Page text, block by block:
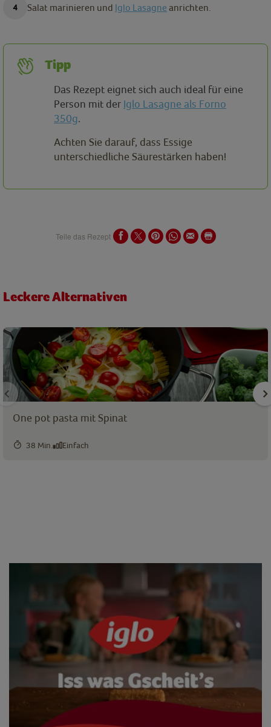
Salat marinieren und Iglo Lasagne anrichten.
Tipp
Das Rezept eignet sich auch ideal für eine
Person mit der Iglo Lasagne als Forno
350g.
Achten Sie darauf, dass Essige
unterschiedliche Säurestärken haben!
Teile das Rezept
Leckere Alternativen
One pot pasta mit Spinat
38 Min. Einfach